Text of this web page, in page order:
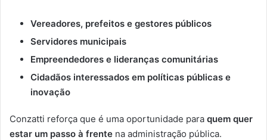
Vereadores, prefeitos e gestores públicos
Servidores municipais
Empreendedores e lideranças comunitárias
Cidadãos interessados em políticas públicas e
inovação
Conzatti reforça que é uma oportunidade para quem quer
estar um passo à frente na administração pública.